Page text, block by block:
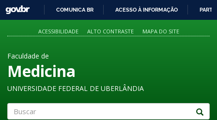
PARA
O
GOVBR
COMUNICA BR ACESSO À INFORMAÇÃO
ACESSIBILIDADE ALTO CONTRASTE MAPA DO SITE
Faculdade de
Medicina
UNIVERSIDADE FEDERAL DE UBERLÂNDIA